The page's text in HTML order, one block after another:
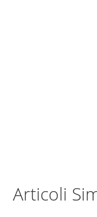
Articoli